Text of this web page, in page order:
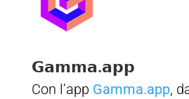
𝗚𝗮𝗺𝗺𝗮.𝗮𝗽𝗽
Con l’app Gamma.app,